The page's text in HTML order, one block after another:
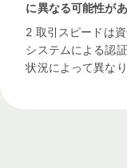
に異なる可能性があ
2 取引スピードは
システムによる認
状況によって異なり